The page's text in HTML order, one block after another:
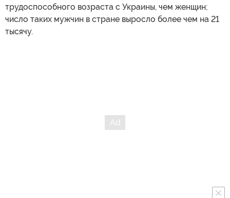
трудоспособного возраста с Украины, чем женщин;
число таких мужчин в стране выросло более чем на 21
тысячу.